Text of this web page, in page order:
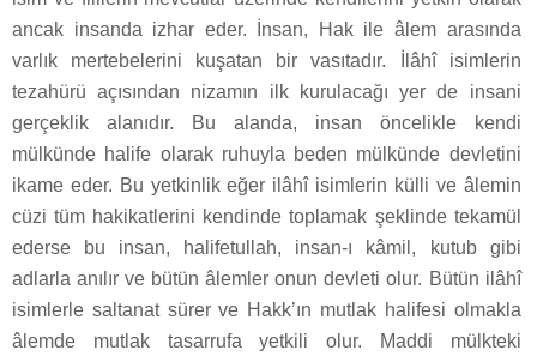
ancak insanda izhar eder. İnsan, Hak ile âlem arasında
varlık mertebelerini kuşatan bir vasıtadır. İlâhî isimlerin
tezahürü açısından nizamın ilk kurulacağı yer de insani
gerçeklik alanıdır. Bu alanda, insan öncelikle kendi
mülkünde halife olarak ruhuyla beden mülkünde devletini
ikame eder. Bu yetkinlik eğer ilâhî isimlerin külli ve âlemin
cüzi tüm hakikatlerini kendinde toplamak şeklinde tekamül
ederse bu insan, halifetullah, insan-ı kâmil, kutub gibi
adlarla anılır ve bütün âlemler onun devleti olur. Bütün ilâhî
isimlerle saltanat sürer ve Hakk’ın mutlak halifesi olmakla
âlemde mutlak tasarrufa yetkili olur. Maddi mülkteki